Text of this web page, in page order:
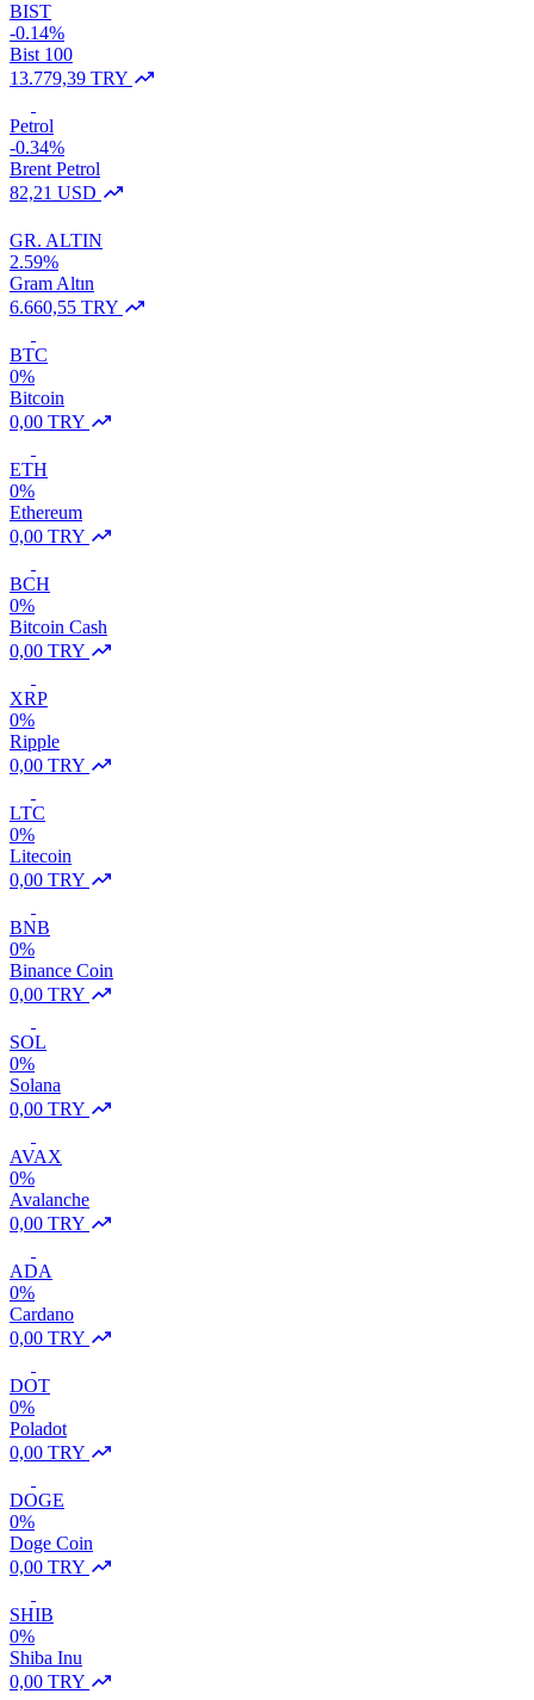
BIST
-0.14%
Bist 100
13.779,39 TRY
Petrol
-0.34%
Brent Petrol
82,21 USD
GR. ALTIN
2.59%
Gram Altın
6.660,55 TRY
BTC
0%
Bitcoin
0,00 TRY
ETH
0%
Ethereum
0,00 TRY
BCH
0%
Bitcoin Cash
0,00 TRY
XRP
0%
Ripple
0,00 TRY
LTC
0%
Litecoin
0,00 TRY
BNB
0%
Binance Coin
0,00 TRY
SOL
0%
Solana
0,00 TRY
AVAX
0%
Avalanche
0,00 TRY
ADA
0%
Cardano
0,00 TRY
DOT
0%
Poladot
0,00 TRY
DOGE
0%
Doge Coin
0,00 TRY
SHIB
0%
Shiba Inu
0,00 TRY